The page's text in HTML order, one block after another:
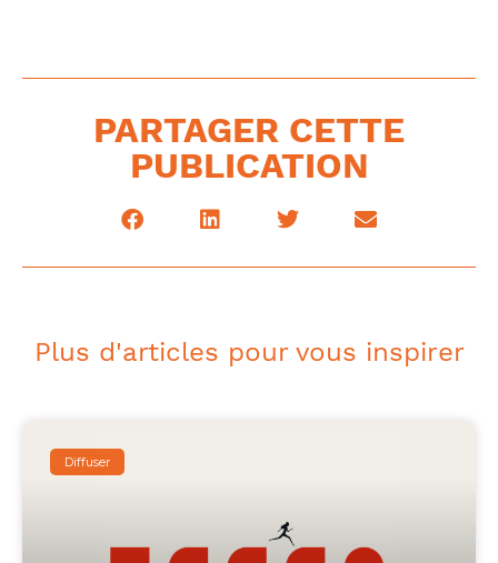
PARTAGER CETTE
PUBLICATION
Plus d'articles pour vous inspirer
Diffuser